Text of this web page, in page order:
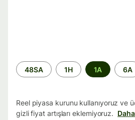
Zaman
aralığı
48SA 1H 1A 6A
Reel piyasa kurunu kullanıyoruz ve
gizli fiyat artışları eklemiyoruz.